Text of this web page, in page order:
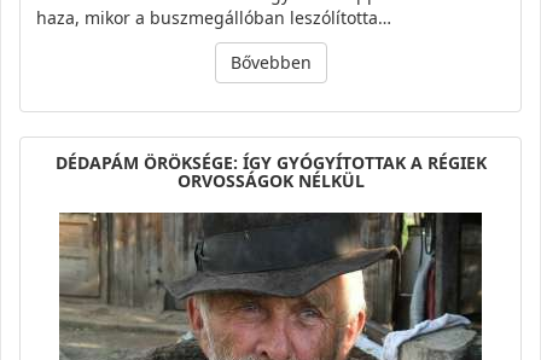
haza, mikor a buszmegállóban leszólította…
Bővebben
DÉDAPÁM ÖRÖKSÉGE: ÍGY GYÓGYÍTOTTAK A RÉGIEK
ORVOSSÁGOK NÉLKÜL